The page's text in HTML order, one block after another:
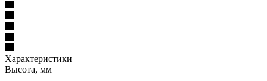
Характеристики
Высота, мм